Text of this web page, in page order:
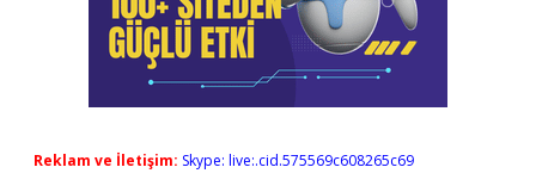
Reklam ve İletişim: Skype: live:.cid.575569c608265c69